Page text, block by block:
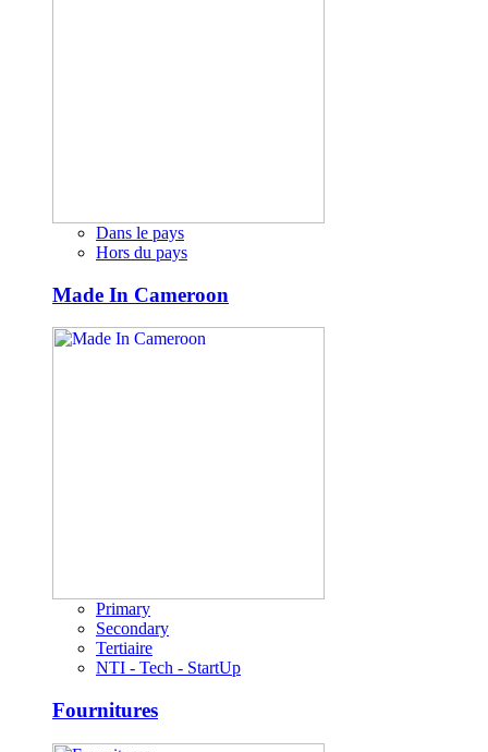
Dans le pays
Hors du pays
Made In Cameroon
Primary
Secondary
Tertiaire
NTI - Tech - StartUp
Fournitures